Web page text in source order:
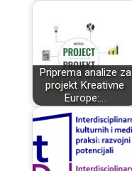
Priprema analize za
projekt Kreativne
Europe:…